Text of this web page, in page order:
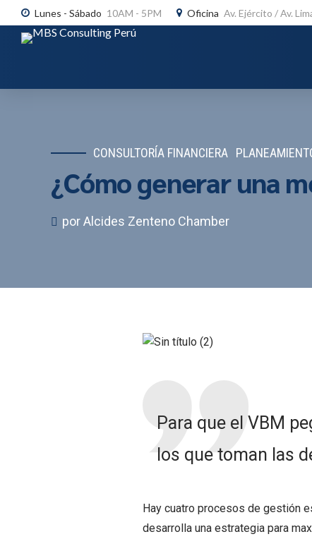
Lunes - Sábado 10AM - 5PM Oficina Av. Ejército / Av.
CONSULTORÍA FINANCIERA
¿Cómo generar una
por Alcides Zenteno Chamber
Para que el VBM
los que toman las
Hay cuatro procesos de gestión
desarrolla una estrategia para